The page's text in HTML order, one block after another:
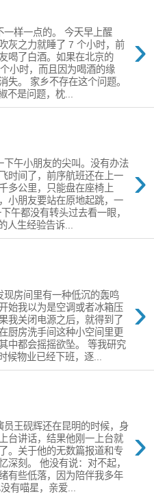
›
一样一点的。 今天早上醒
灰之力就睡了​ 7 个小时，前
喝了白酒。如果在北京的
小时，而且因为喝酒的缘
失。 家乡不存在这个问题。
不是问题，枕...
›
下午小朋友的尖叫。没有办法
时间了，前序航班还在​上一
多公里，只能​盘在座椅上
小朋友要站在原地起跳，一
午都没有转头过去看一眼，
人生经验告诉...
›
现房间里有一种低沉的轰鸣
始我以为是空调或者冰箱压
我关闭电源之后，就得到了
厨房洗手间这种小空间里更
中都会摇摇欲坠。 等我研究
候物业已经下班，逐...
›
员王砚辉还在昆明的时候，身
台讲话，​结果他刚一上台就
。关于他的无数篇报道和专
深刻。 他没有说：对不起，
有些低落，因为陪伴我多年
有喵星，​亲爱...